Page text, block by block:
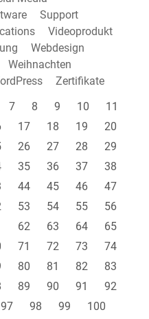
Support
Videoprodukt
Webdesign
Weihnachten
Zertifikate
7 8 9 10
11
17 18 19
20
26 27 28
29
35 36 37
38
44 45 46
47
53 54 55
56
62 63 64
65
71 72 73
74
80 81 82
83
89 90 91
92
97 98 99
100